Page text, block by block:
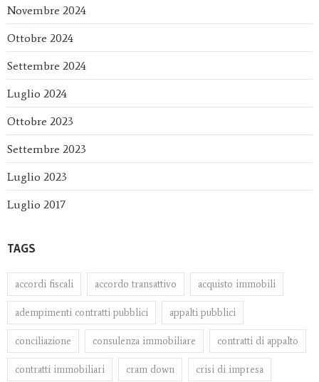
Novembre 2024
Ottobre 2024
Settembre 2024
Luglio 2024
Ottobre 2023
Settembre 2023
Luglio 2023
Luglio 2017
TAGS
accordi fiscali accordo transattivo acquisto immobili
adempimenti contratti pubblici appalti pubblici
conciliazione consulenza immobiliare contratti di appalto
contratti immobiliari cram down crisi di impresa